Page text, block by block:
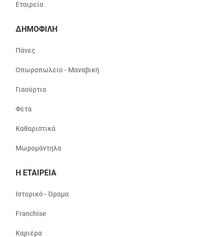
Εταιρεία
ΔΗΜΟΦΙΛΗ
Πάνες
Οπωροπωλείο - Μαναβική
Γιαούρτια
Φέτα
Καθαριστικά
Μωρομάντηλα
Η ΕΤΑΙΡΕΙΑ
Ιστορικό - Όραμα
Franchise
Καριέρα